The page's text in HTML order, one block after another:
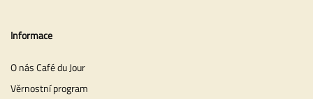
Informace
O nás Café du Jour
Věrnostní program